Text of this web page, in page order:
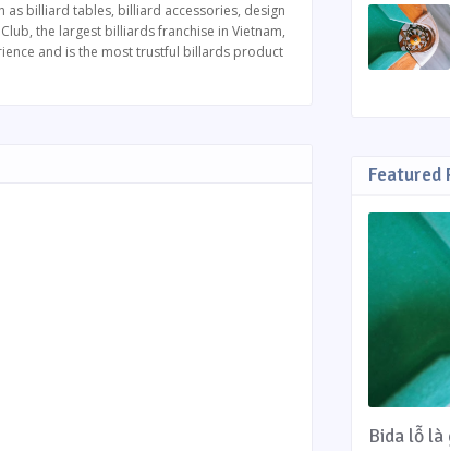
as billiard tables, billiard accessories, design
the largest billiards franchise in Vietnam,
and is the most trustful billards product
Featured
Bida lỗ là